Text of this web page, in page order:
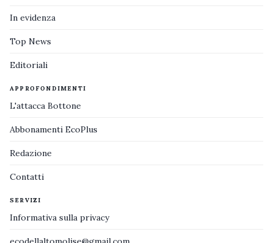
In evidenza
Top News
Editoriali
APPROFONDIMENTI
L'attacca Bottone
Abbonamenti EcoPlus
Redazione
Contatti
SERVIZI
Informativa sulla privacy